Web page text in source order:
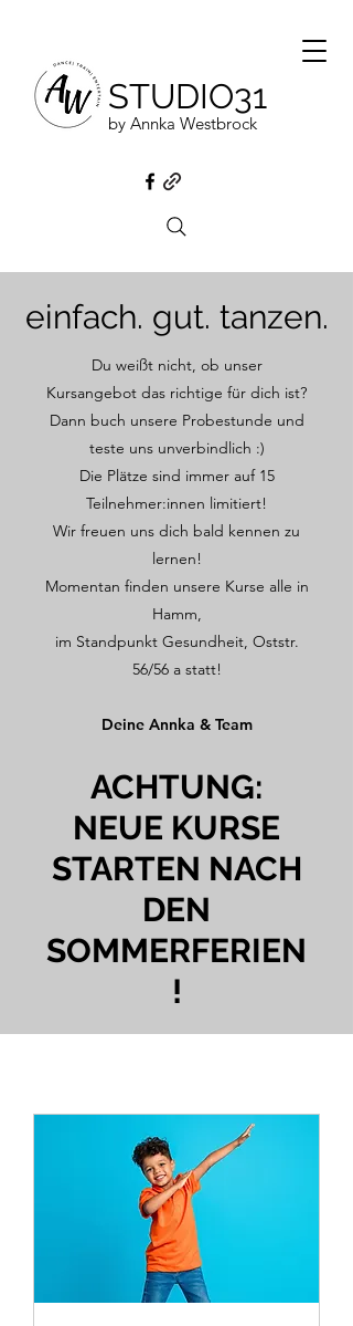
STUDIO31
by Annka Westbrock
einfach. gut. tanzen.
Du weißt nicht, ob unser
Kursangebot das richtige für dich ist?
Dann buch unsere Probestunde und
teste uns unverbindlich :)
Die Plätze sind immer auf 15
Teilnehmer:innen limitiert!
Wir freuen uns dich bald kennen zu
lernen!
Momentan finden unsere Kurse alle in
Hamm,
im Standpunkt Gesundheit, Oststr.
56/56 a statt!
Deine Annka & Team
ACHTUNG:
NEUE KURSE
STARTEN NACH
DEN
SOMMERFERIEN
!